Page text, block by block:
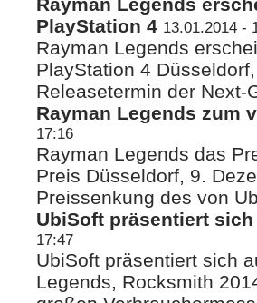
PlayStation 4 13.01.2014 -
Rayman Legends
PlayStation 4
Releasetermin der Next-
Rayman Legends zum
17:16
Rayman Legends das
Preis Düsseldorf, 9.
Preissenkung des von
UbiSoft präsentiert
17:47
UbiSoft präsentiert sich
Legends, Rocksmith